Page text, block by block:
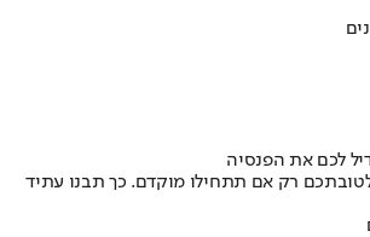
לכם את הפנסיה
רק אם תתחילו מוקדם. כך תבנו עתיד